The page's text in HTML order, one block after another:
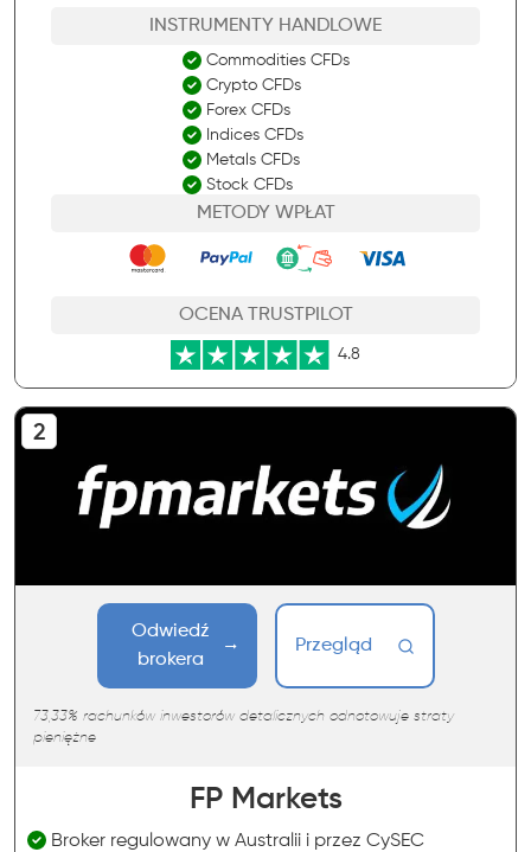
INSTRUMENTY HANDLOWE
Commodities CFDs
Crypto CFDs
Forex CFDs
Indices CFDs
Metals CFDs
Stock CFDs
METODY WPŁAT
OCENA TRUSTPILOT
4.8
Odwiedź
brokera
Przegląd
73,33% rachunków inwestorów detalicznych odnotowuje straty
pieniężne
FP Markets
Broker regulowany w Australii i przez CySEC